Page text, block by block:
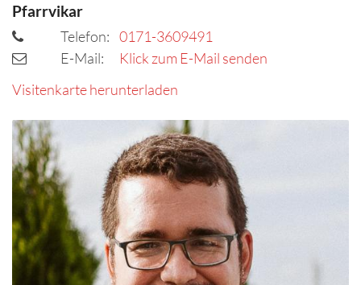
Pfarrvikar
Telefon: 0171-3609491
E-Mail:
Klick zum E-Mail senden
Visitenkarte herunterladen